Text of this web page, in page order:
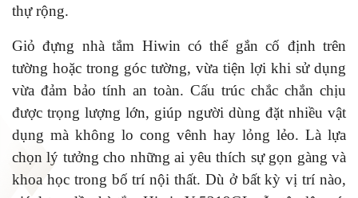
thự rộng.
Giỏ đựng nhà tắm Hiwin có thể gắn cố định trên
tường hoặc trong góc tường, vừa tiện lợi khi sử dụng
vừa đảm bảo tính an toàn. Cấu trúc chắc chắn chịu
được trọng lượng lớn, giúp người dùng đặt nhiều vật
dụng mà không lo cong vênh hay lỏng lẻo. Là lựa
chọn lý tưởng cho những ai yêu thích sự gọn gàng và
khoa học trong bố trí nội thất. Dù ở bất kỳ vị trí nào,